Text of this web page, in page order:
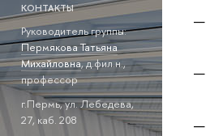
КОНТАКТЫ
Руководитель группы:
Пермякова Татьяна
Михайловна, д.фил.н.,
профессор
г.Пермь, ул. Лебедева,
27, каб. 208